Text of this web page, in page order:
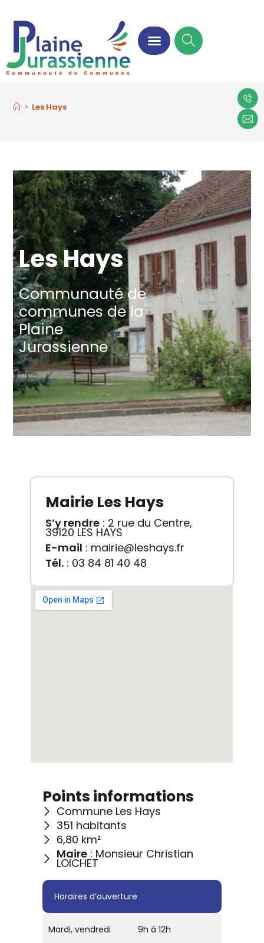
> Les Hays
Les Hays
Communauté de
communes de la
Plaine
Jurassienne
Mairie Les Hays
S’y rendre : 2 rue du Centre,
39120 LES HAYS
E-mail : mairie@leshays.fr
Tél. : 03 84 81 40 48
Points informations
Commune Les Hays
351 habitants
6,80 km²
Maire : Monsieur Christian
LOICHET
Horaires d’ouverture
Mardi, vendredi 9h à 12h